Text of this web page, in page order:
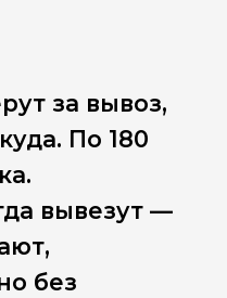
за вывоз,
По 180
вывезут —
без